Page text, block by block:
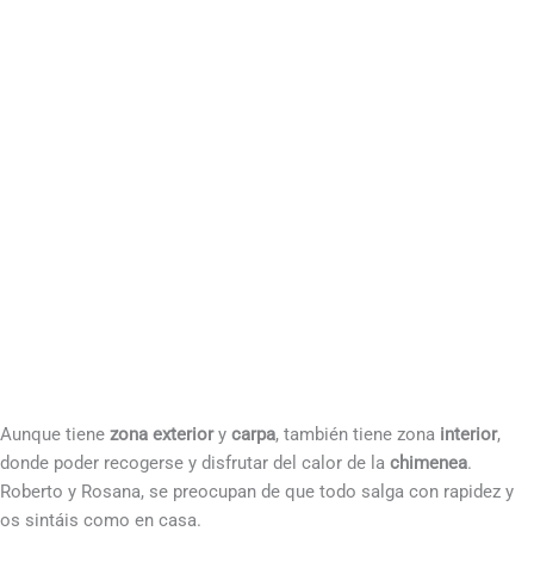
Aunque tiene zona exteriory carpa, también tiene zona interior,
donde poder recogerse y disfrutar del calor de la chimenea.
Roberto y Rosana, se preocupan de que todo salga con rapidez y
os sintáis como en casa.